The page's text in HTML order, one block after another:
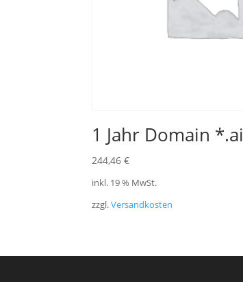
1 Jahr Domain *.ai
244,46€
inkl. 19 % MwSt.
zzgl.Versandkosten